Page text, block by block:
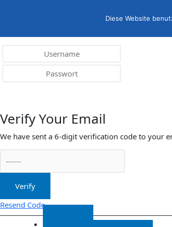
Verify Your Email
We have sent a 6-digit verification code to your
Verify
Resend Code
Diese Website